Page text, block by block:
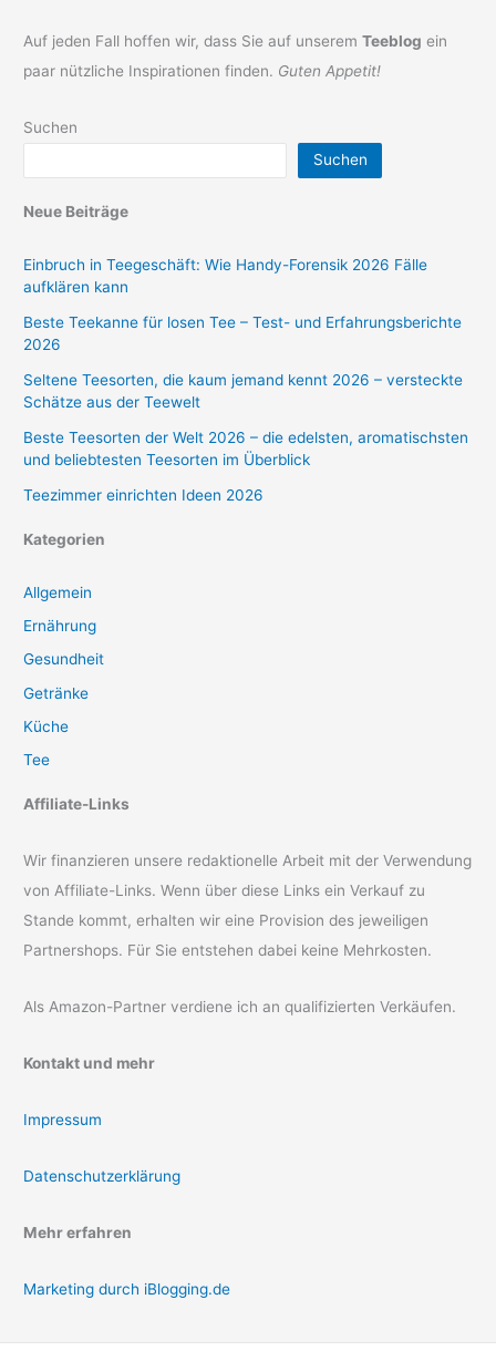
Auf jeden Fall hoffen wir, dass Sie auf unseremTeeblog ein
paar nützliche Inspirationen finden. Guten Appetit!
Suchen
Suchen
Neue Beiträge
Einbruch in Teegeschäft: Wie Handy-Forensik 2026 Fälle
aufklären kann
Beste Teekanne für losen Tee – Test- und Erfahrungsberichte
2026
Seltene Teesorten, die kaum jemand kennt 2026 – versteckte
Schätze aus der Teewelt
Beste Teesorten der Welt 2026 – die edelsten, aromatischsten
und beliebtesten Teesorten im Überblick
Teezimmer einrichten Ideen 2026
Kategorien
Allgemein
Ernährung
Gesundheit
Getränke
Küche
Tee
Affiliate-Links
Wir finanzieren unsere redaktionelle Arbeit mit der Verwendung
von Affiliate-Links. Wenn über diese Links ein Verkauf zu
Stande kommt, erhalten wir eine Provision des jeweiligen
Partnershops. Für Sie entstehen dabei keine Mehrkosten.
Als Amazon-Partner verdiene ich an qualifizierten Verkäufen.
Kontakt und mehr
Impressum
Datenschutzerklärung
Mehr erfahren
Marketing durch iBlogging.de